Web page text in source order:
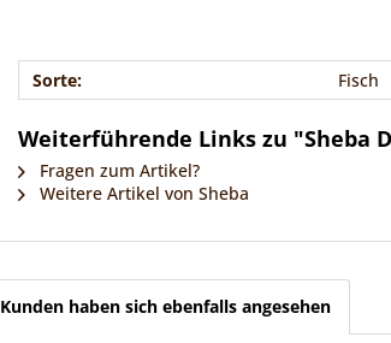
Sorte: Fisch
Weiterführende Links zu "Sheba
Fragen zum Artikel?
Weitere Artikel von Sheba
Kunden haben sich ebenfalls angesehen